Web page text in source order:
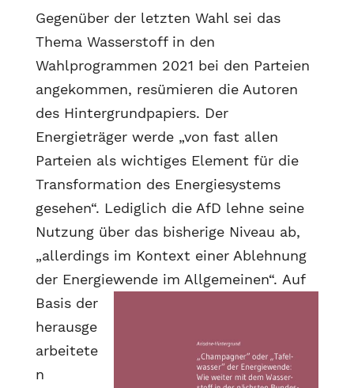
Gegenüber der letzten Wahl sei das
Thema Wasserstoff in den
Wahlprogrammen 2021 bei den Parteien
angekommen, resümieren die Autoren
des Hintergrundpapiers. Der
Energieträger werde „von fast allen
Parteien als wichtiges Element für die
Transformation des Energiesystems
gesehen“. Lediglich die AfD lehne seine
Nutzung über das bisherige Niveau ab,
„allerdings im Kontext einer Ablehnung
der Energiewende im Allgemeinen“. Auf
Basis der
herausge
arbeitete
n